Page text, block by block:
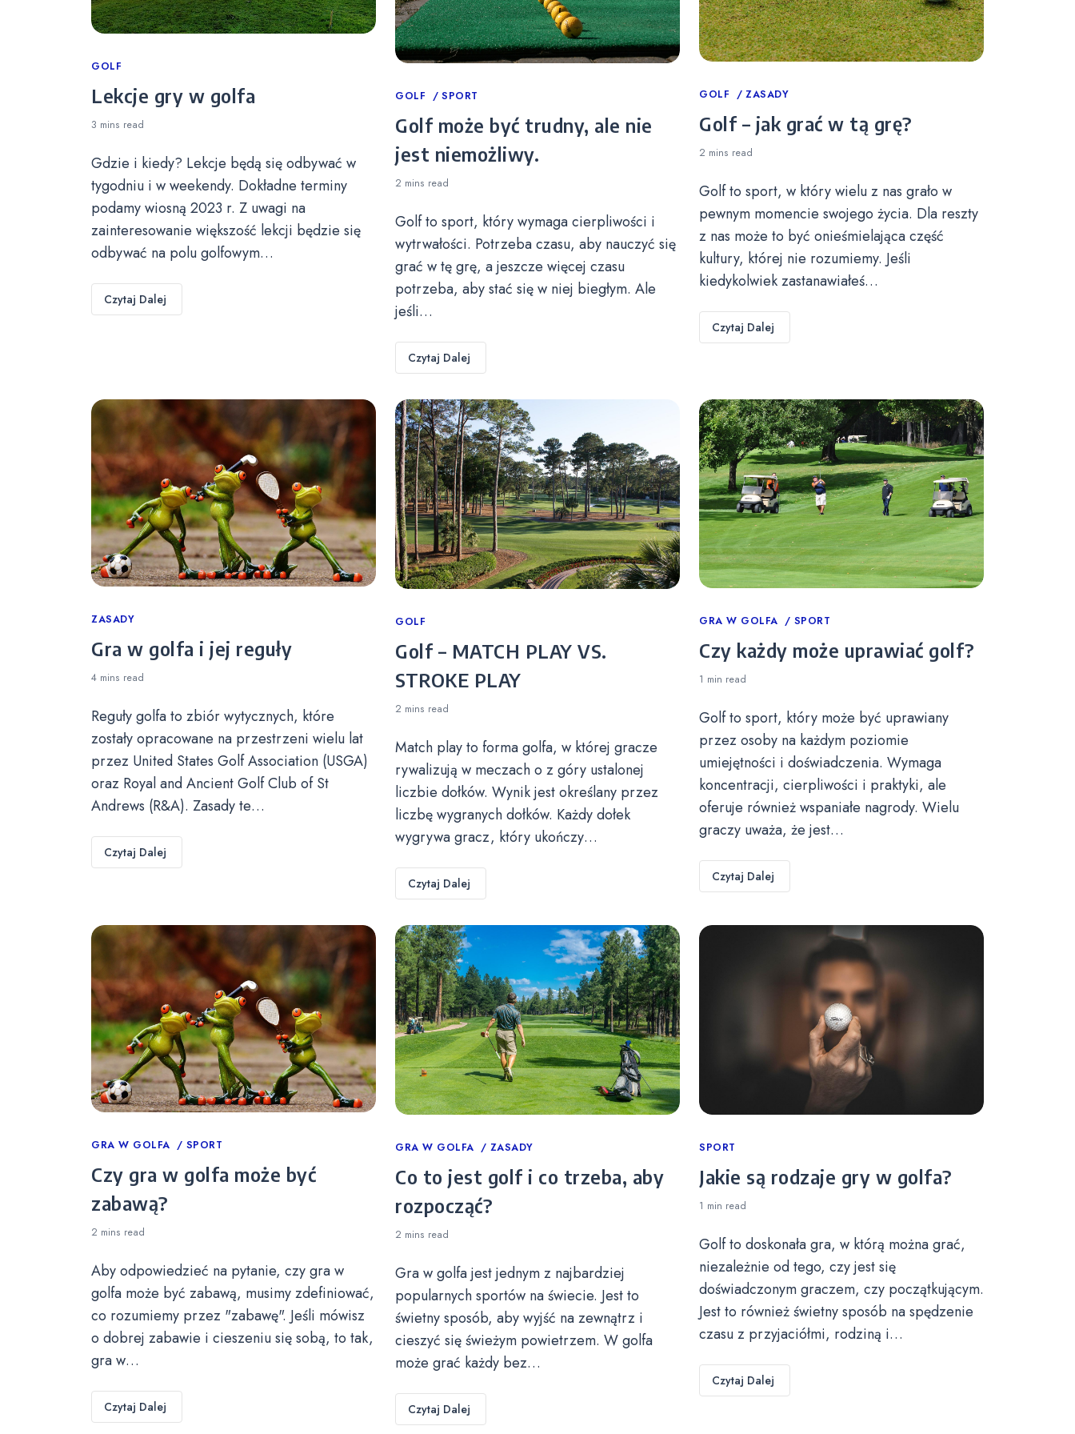
Categories
GOLF
Lekcje gry w golfa
3 mins read
Gdzie i kiedy? Lekcje będą się odbywać w
tygodniu i w weekendy. Dokładne terminy
podamy wiosną 2023 r. Z uwagi na
zainteresowanie większość lekcji będzie się
odbywać na polu golfowym…
Czytaj Dalej
Categories
GOLF SPORT
Golf może być trudny, ale nie
jest niemożliwy.
2 mins read
Golf to sport, który wymaga cierpliwości i
wytrwałości. Potrzeba czasu, aby nauczyć się
grać w tę grę, a jeszcze więcej czasu
potrzeba, aby stać się w niej biegłym. Ale
jeśli…
Czytaj Dalej
Categories
GOLF ZASADY
Golf – jak grać w tą grę?
2 mins read
Golf to sport, w który wielu z nas grało w
pewnym momencie swojego życia. Dla reszty
z nas może to być onieśmielająca część
kultury, której nie rozumiemy. Jeśli
kiedykolwiek zastanawiałeś…
Czytaj Dalej
Categories
ZASADY
Gra w golfa i jej reguły
4 mins read
Reguły golfa to zbiór wytycznych, które
zostały opracowane na przestrzeni wielu lat
przez United States Golf Association (USGA)
oraz Royal and Ancient Golf Club of St
Andrews (R&A). Zasady te…
Czytaj Dalej
Categories
GOLF
Golf – MATCH PLAY VS.
STROKE PLAY
2 mins read
Match play to forma golfa, w której gracze
rywalizują w meczach o z góry ustalonej
liczbie dołków. Wynik jest określany przez
liczbę wygranych dołków. Każdy dołek
wygrywa gracz, który ukończy…
Czytaj Dalej
Categories
GRA W GOLFA SPORT
Czy każdy może uprawiać golf?
1 min read
Golf to sport, który może być uprawiany
przez osoby na każdym poziomie
umiejętności i doświadczenia. Wymaga
koncentracji, cierpliwości i praktyki, ale
oferuje również wspaniałe nagrody. Wielu
graczy uważa, że jest…
Czytaj Dalej
Categories
GRA W GOLFA SPORT
Czy gra w golfa może być
zabawą?
2 mins read
Aby odpowiedzieć na pytanie, czy gra w
golfa może być zabawą, musimy zdefiniować,
co rozumiemy przez "zabawę". Jeśli mówisz
o dobrej zabawie i cieszeniu się sobą, to tak,
gra w…
Czytaj Dalej
Categories
GRA W GOLFA ZASADY
Co to jest golf i co trzeba, aby
rozpocząć?
2 mins read
Gra w golfa jest jednym z najbardziej
popularnych sportów na świecie. Jest to
świetny sposób, aby wyjść na zewnątrz i
cieszyć się świeżym powietrzem. W golfa
może grać każdy bez…
Czytaj Dalej
Categories
SPORT
Jakie są rodzaje gry w golfa?
1 min read
Golf to doskonała gra, w którą można grać,
niezależnie od tego, czy jest się
doświadczonym graczem, czy początkującym.
Jest to również świetny sposób na spędzenie
czasu z przyjaciółmi, rodziną i…
Czytaj Dalej